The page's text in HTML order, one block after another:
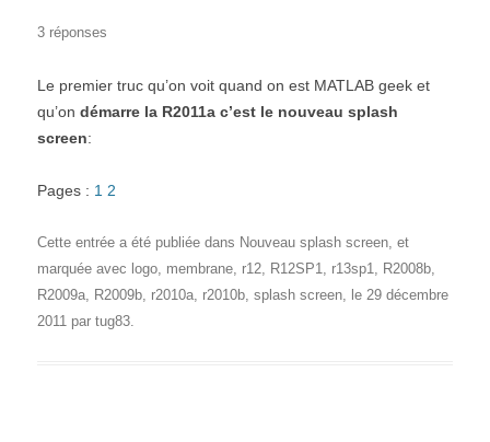
3 réponses
Le premier truc qu’on voit quand on est MATLAB geek et
qu’on démarre la R2011a c’est le nouveau splash
screen:
Pages : 1 2
Cette entrée a été publiée dans Nouveau splash screen, et
marquée avec logo, membrane, r12, R12SP1, r13sp1, R2008b,
R2009a, R2009b, r2010a, r2010b, splash screen, le 29 décembre
2011 par tug83.